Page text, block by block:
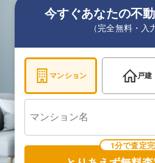
今すぐあなたの不
（完全無料・入
マンション 戸建
1分で査定